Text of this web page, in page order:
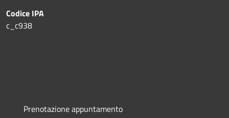
Codice IPA
c_c938
Prenotazione appuntamento